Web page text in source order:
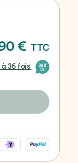
€ TTC
à 36 fois